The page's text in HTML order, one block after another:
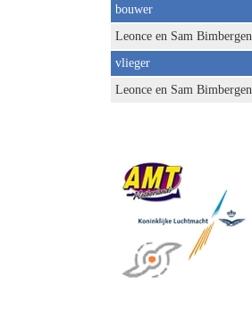
bouwer
Leonce en Sam Bimbergen
vlieger
Leonce en Sam Bimbergen